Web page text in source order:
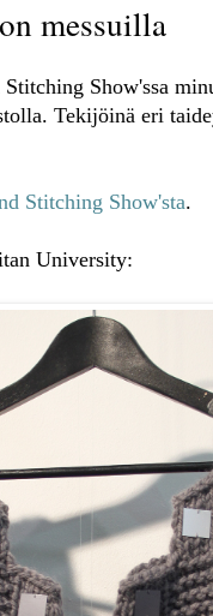
messuilla
Show'ssa
Tekijöinä eri
Stitching Show'sta.
University: